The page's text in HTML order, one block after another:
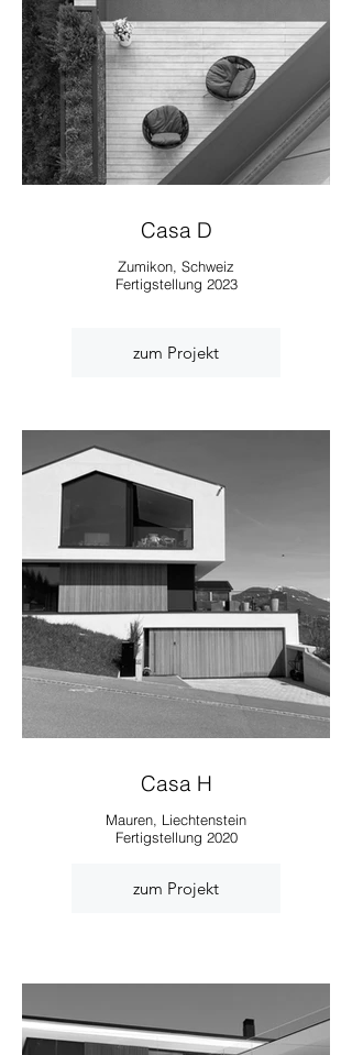
Casa D
Zumikon, Schweiz
Fertigstellung 2023
zum Projekt
Casa H
Mauren, Liechtenstein
Fertigstellung 2020
zum Projekt